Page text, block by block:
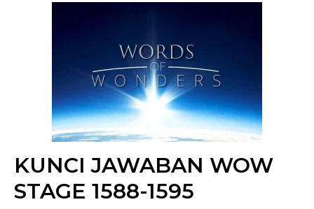
KUNCI JAWABAN WOW
STAGE 1588-1595